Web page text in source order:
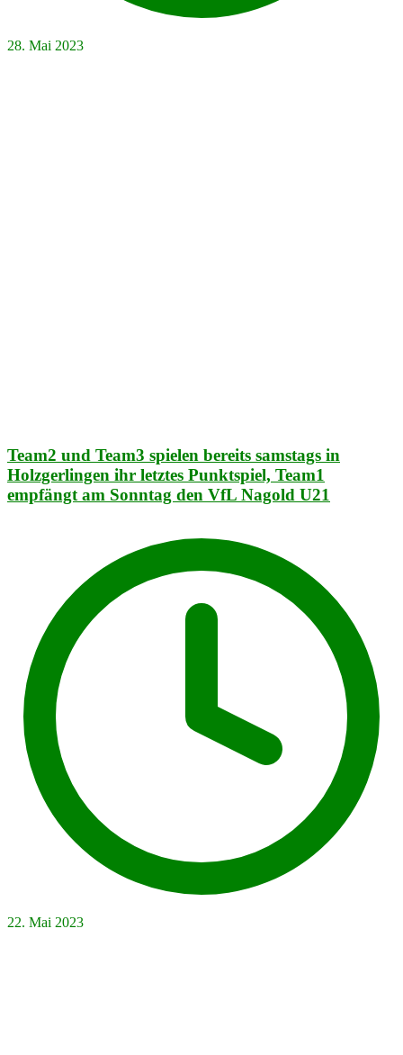
28. Mai 2023
Team2 und Team3 spielen bereits samstags in
Holzgerlingen ihr letztes Punktspiel, Team1
empfängt am Sonntag den VfL Nagold U21
22. Mai 2023